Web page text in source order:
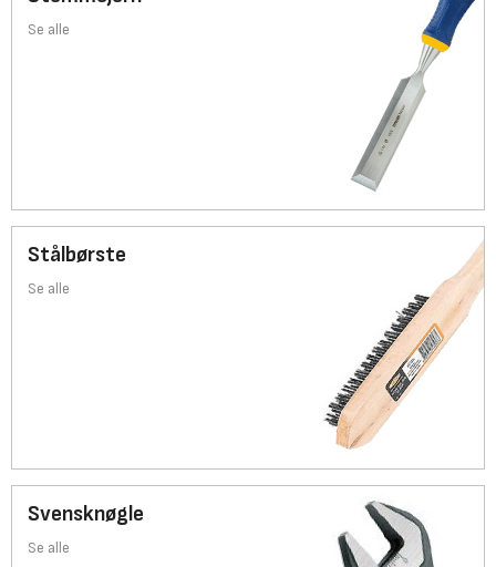
Se alle
Stålbørste
Se alle
Svensknøgle
Se alle